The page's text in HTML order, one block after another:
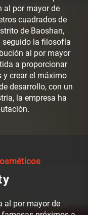
al por mayor de
cuadrados de
de Baoshan,
seguido la filosofía
al por mayor
a proporcionar
y crear el máximo
desarrollo, con un
la empresa ha
al por mayor de